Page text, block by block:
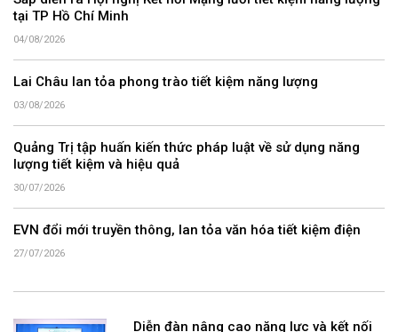
tại TP Hồ Chí Minh
04/08/2026
Lai Châu lan tỏa phong trào tiết kiệm năng lượng
03/08/2026
Quảng Trị tập huấn kiến thức pháp luật về sử dụng năng
lượng tiết kiệm và hiệu quả
30/07/2026
EVN đổi mới truyền thông, lan tỏa văn hóa tiết kiệm điện
27/07/2026
Diễn đàn nâng cao năng lực và kết nối